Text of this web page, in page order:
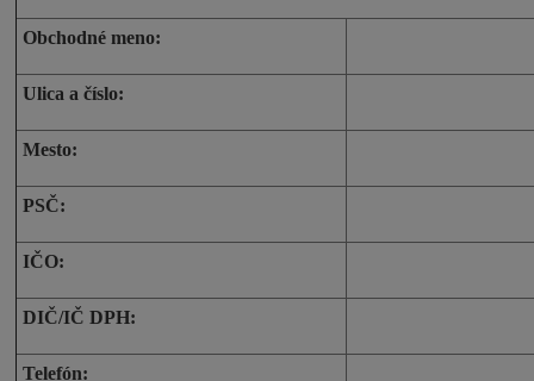
Obchodné meno:
Ulica a číslo:
Mesto:
PSČ:
IČO:
DIČ/IČ DPH:
Telefón: